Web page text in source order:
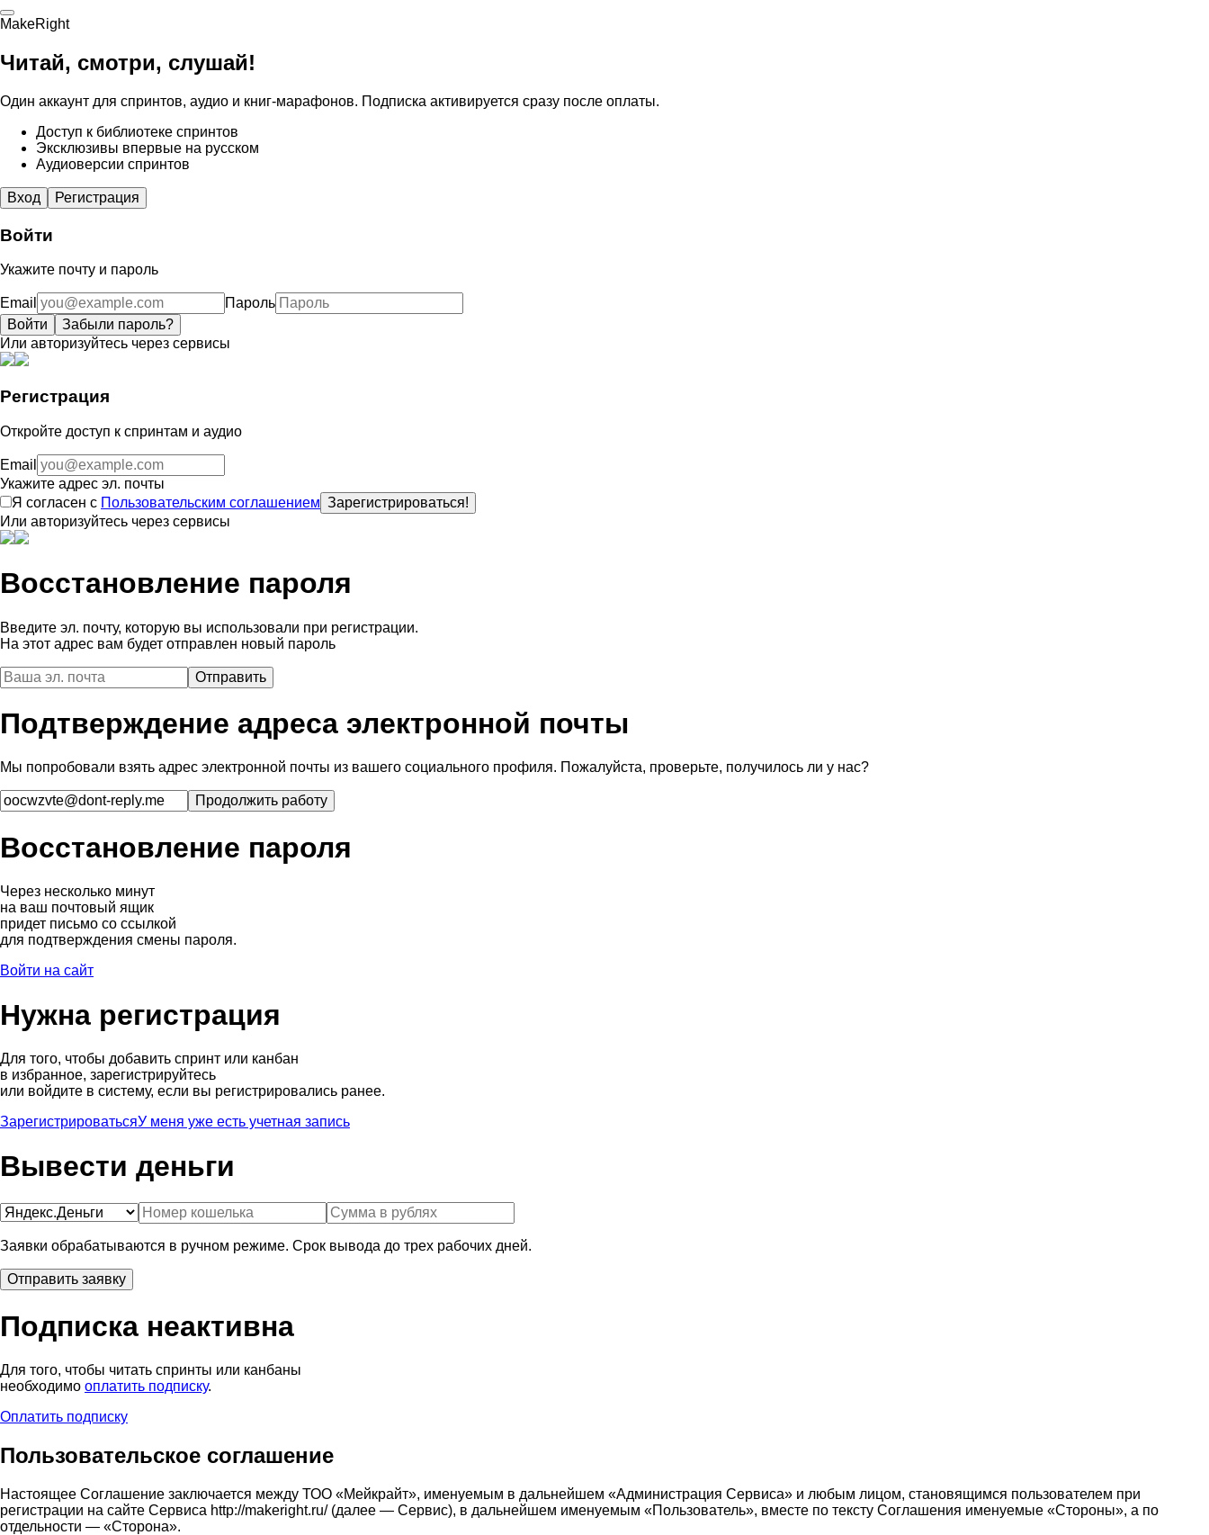
MakeRight
Читай, смотри, слушай!
Один аккаунт для спринтов, аудио и книг-марафонов. Подписка активируется сразу после оплаты.
Доступ к библиотеке спринтов
Эксклюзивы впервые на русском
Аудиоверсии спринтов
Вход Регистрация
Войти
Укажите почту и пароль
Email
Пароль
Войти
Забыли пароль?
Или авторизуйтесь через сервисы
Регистрация
Откройте доступ к спринтам и аудио
Email
Укажите адрес эл. почты
Я согласен с Пользовательским соглашением Зарегистрироваться!
Или авторизуйтесь через сервисы
Восстановление пароля
Введите эл. почту, которую вы использовали при регистрации.
На этот адрес вам будет отправлен новый пароль
Подтверждение адреса электронной почты
Мы попробовали взять адрес электронной почты из вашего социального профиля. Пожалуйста, проверьте, получилось ли у нас?
Восстановление пароля
Через несколько минут
на ваш почтовый ящик
придет письмо со ссылкой
для подтверждения смены пароля.
Войти на сайт
Нужна регистрация
Для того, чтобы добавить спринт или канбан
в избранное, зарегистрируйтесь
или войдите в систему, если вы регистрировались ранее.
ЗарегистрироватьсяУ меня уже есть учетная запись
Вывести деньги
Заявки обрабатываются в ручном режиме. Срок вывода до трех рабочих дней.
Подписка неактивна
Для того, чтобы читать спринты или канбаны
необходимо оплатить подписку.
Оплатить подписку
Пользовательское соглашение
Настоящее Соглашение заключается между ТОО «Мейкрайт», именуемым в дальнейшем «Администрация Сервиса» и любым лицом, становящимся пользователем при
регистрации на сайте Сервиса http://makeright.ru/ (далее — Сервис), в дальнейшем именуемым «Пользователь», вместе по тексту Соглашения именуемые «Стороны», а по
отдельности — «Сторона».